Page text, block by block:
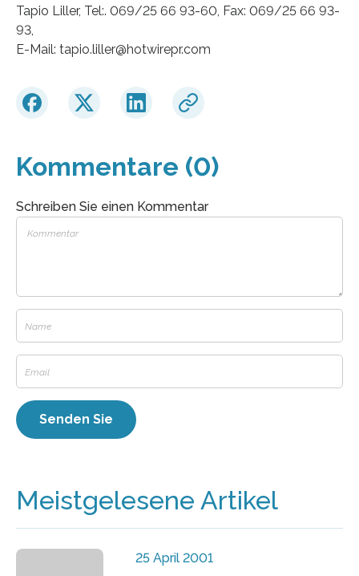
Tapio Liller, Tel:. 069/25 66 93-60, Fax: 069/25 66 93-
93,
E-Mail: tapio.liller@hotwirepr.com
Kommentare (0)
Schreiben Sie einen Kommentar
Meistgelesene Artikel
25 April 2001